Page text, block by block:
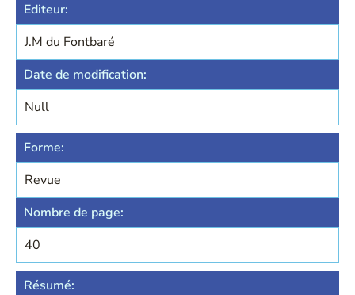
Editeur:
J.M du Fontbaré
Date de modification:
Null
Forme:
Revue
Nombre de page:
40
Résumé: